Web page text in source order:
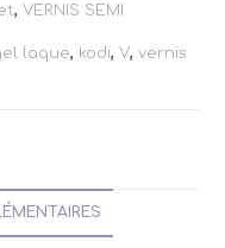
,VERNIS SEMI
laque, kodi,V,vernis